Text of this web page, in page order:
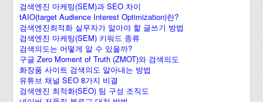
검색엔진 마케팅(SEM)과 SEO 차이
tAIO(target Audience Interest Optimization)란?
검색엔진최적화 실무자가 알아야 할 글쓰기 방법
검색엔진 마케팅(SEM) 키워드 종류
검색의도는 어떻게 알 수 있을까?
구글 Zero Moment of Truth (ZMOT)와 검색의도
화장품 사이트 검색의도 알아내는 방법
유튜브 채널 SEO 8가지 비결
검색엔진 최적화(SEO) 팀 구성 조직도